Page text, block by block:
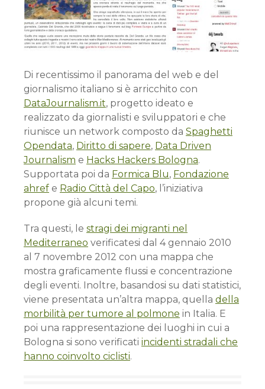
Di recentissimo il panorama del web e del
giornalismo italiano si è arricchito con
DataJournalism.it, progetto ideato e
realizzato da giornalisti e sviluppatori e che
riunisce un network composto da Spaghetti
Opendata, Diritto di sapere, Data Driven
Journalism e Hacks Hackers Bologna.
Supportata poi da Formica Blu, Fondazione
ahref e Radio Città del Capo, l’iniziativa
propone già alcuni temi.
Tra questi, le stragi dei migranti nel
Mediterraneo verificatesi dal 4 gennaio 2010
al 7 novembre 2012 con una mappa che
mostra graficamente flussi e concentrazione
degli eventi. Inoltre, basandosi su dati statistici,
viene presentata un’altra mappa, quella della
morbilità per tumore al polmone in Italia. E
poi una rappresentazione dei luoghi in cui a
Bologna si sono verificati incidenti stradali che
hanno coinvolto ciclisti.